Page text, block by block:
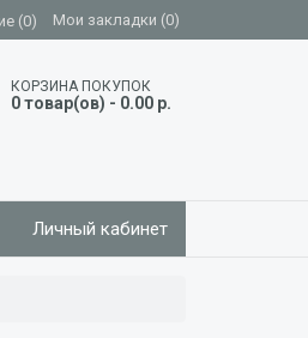
(0) Мои закладки (0)
КОРЗИНА ПОКУПОК
0 товар(ов) - 0.00 р.
Личный кабинет